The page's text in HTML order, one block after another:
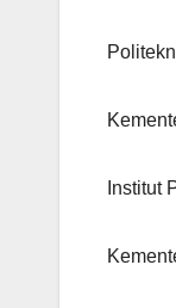
Institut